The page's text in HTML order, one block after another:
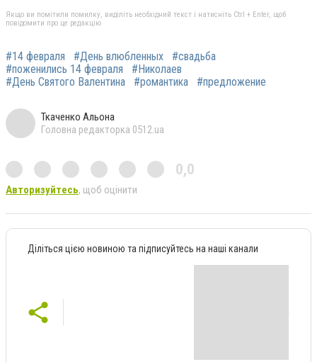
Якщо ви помітили помилку, виділіть необхідний текст і натисніть Ctrl + Enter, щоб
повідомити про це редакцію
#14 февраля #День влюбленных
#свадьба
#поженились 14 февраля
#Николаев
#День Святого Валентина
#романтика #предложение
Ткаченко Альона
Головна редакторка 0512.ua
0,0
Авторизуйтесь, щоб оцінити
Діліться цією новиною та підписуйтесь на наші канали